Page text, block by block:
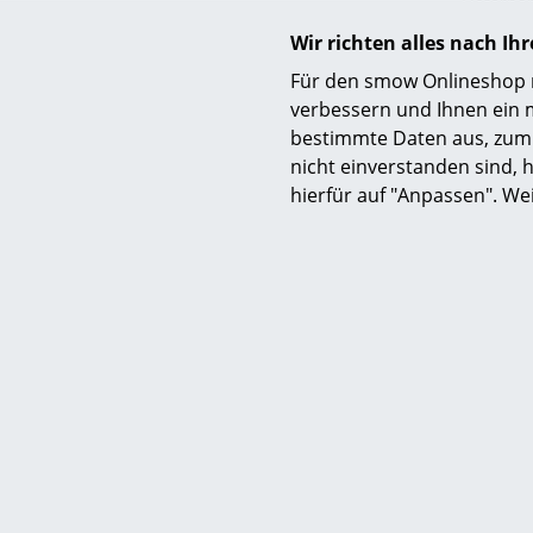
Wir richten alles nach
Für den smow
verbessern und Ihnen ein
bestimmte Daten aus,
nicht einverstanden sind,
hierfür auf "Anpassen".
Über
Die